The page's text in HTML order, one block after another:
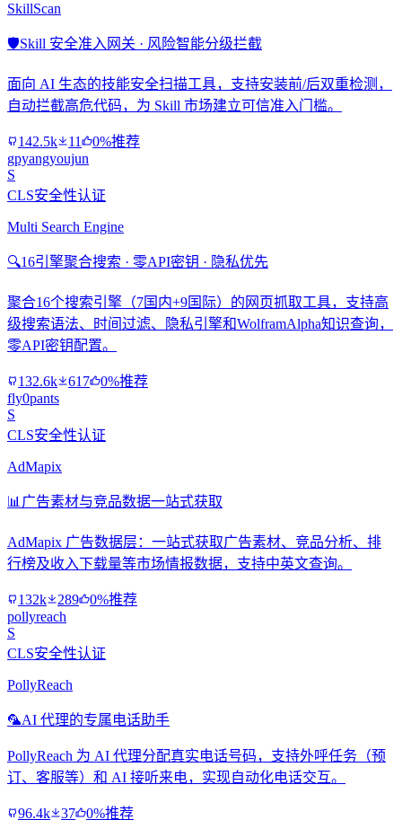
SkillScan
🛡️Skill 安全准入网关 · 风险智能分级拦截
面向 AI 生态的技能安全扫描工具，支持安装前/后双重检测，
自动拦截高危代码，为 Skill 市场建立可信准入门槛。
142.5k 11
0%推荐
gpyangyoujun
S
CLS安全性认证
Multi Search Engine
🔍16引擎聚合搜索 · 零API密钥 · 隐私优先
聚合16个搜索引擎（7国内+9国际）的网页抓取工具，支持高
级搜索语法、时间过滤、隐私引擎和WolframAlpha知识查询，
零API密钥配置。
132.6k 617
0%推荐
fly0pants
S
CLS安全性认证
AdMapix
📊 广告素材与竞品数据一站式获取
AdMapix 广告数据层：一站式获取广告素材、竞品分析、排
行榜及收入下载量等市场情报数据，支持中英文查询。
132k 289
0%推荐
pollyreach
S
CLS安全性认证
PollyReach
🦜AI 代理的专属电话助手
PollyReach 为 AI 代理分配真实电话号码，支持外呼任务（预
订、客服等）和 AI 接听来电，实现自动化电话交互。
96.4k 37 0%推荐